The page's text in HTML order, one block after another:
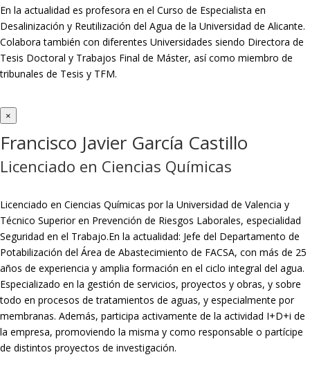
En la actualidad es profesora en el Curso de Especialista en
Desalinización y Reutilización del Agua de la Universidad de Alicante.
Colabora también con diferentes Universidades siendo Directora de
Tesis Doctoral y Trabajos Final de Máster, así como miembro de
tribunales de Tesis y TFM.
×
Francisco Javier García Castillo
Licenciado en Ciencias Químicas
Licenciado en Ciencias Químicas por la Universidad de Valencia y
Técnico Superior en Prevención de Riesgos Laborales, especialidad
Seguridad en el Trabajo.En la actualidad: Jefe del Departamento de
Potabilización del Área de Abastecimiento de FACSA, con más de 25
años de experiencia y amplia formación en el ciclo integral del agua.
Especializado en la gestión de servicios, proyectos y obras, y sobre
todo en procesos de tratamientos de aguas, y especialmente por
membranas. Además, participa activamente de la actividad I+D+i de
la empresa, promoviendo la misma y como responsable o partícipe
de distintos proyectos de investigación.